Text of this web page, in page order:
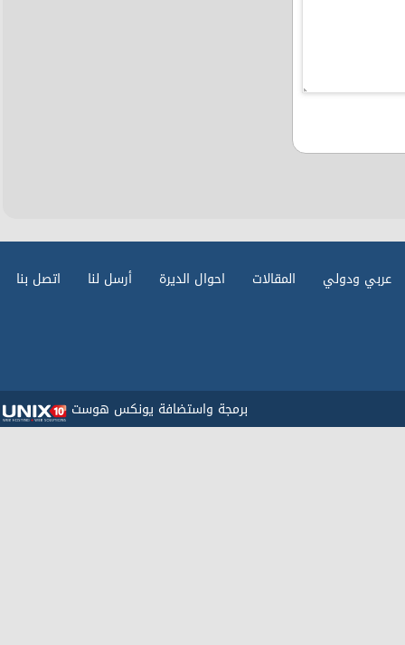
عربي ودولي المقالات احوال الديرة أرسل لنا اتصل بنا
برمجة واستضافة يونكس هوست